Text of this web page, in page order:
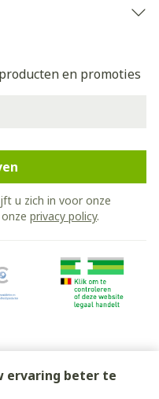
ervaring beter te
en promoties
u zich in voor onze
privacy policy.